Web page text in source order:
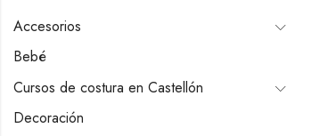
Accesorios
Bebé
Cursos de costura en Castellón
Decoración